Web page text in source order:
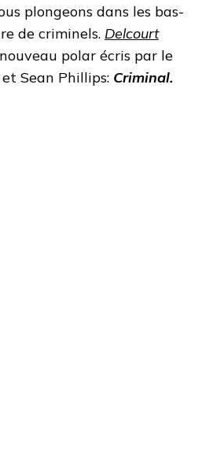
plongeons dans les bas-
de criminels. Delcourt
polar écris par le
et Sean Phillips: Criminal.